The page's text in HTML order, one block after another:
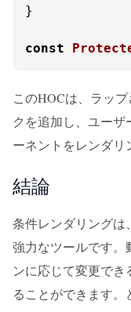
}
const
このHOCは、ラッ
クを追加し、ユー
ーネントをレンダリ
結論
条件レンダリングは
強力なツールです。
ンに応じて変更で
ることができます